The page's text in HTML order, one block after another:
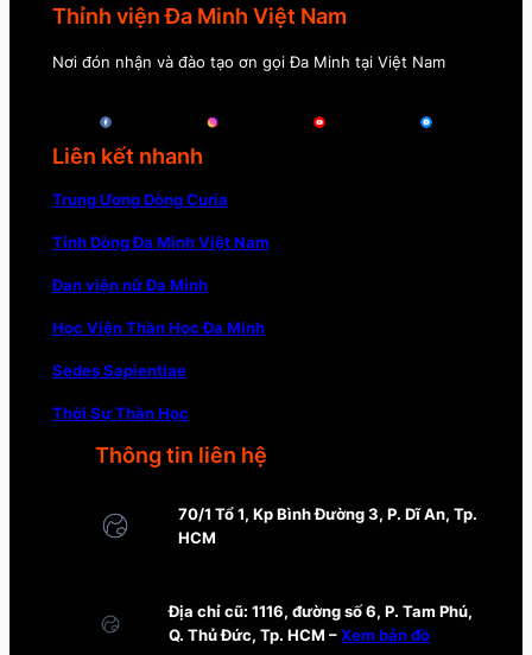
Thỉnh viện Đa Minh Việt Nam
Nơi đón nhận và đào tạo ơn gọi Đa Minh tại Việt Nam
Liên kết nhanh
Trung Ương Dòng Curia
Tỉnh Dòng Đa Minh Việt Nam
Đan viện nữ Đa Minh
Học Viện Thần Học Đa Minh
Sedes Sapientiae
Thời Sự Thần Học
Thông tin liên hệ
70/1 Tổ 1, Kp Bình Đường 3, P. Dĩ An, Tp.
HCM
Địa chỉ cũ: 1116, đường số 6, P. Tam Phú,
Q. Thủ Đức, Tp. HCM –Xem bản đồ